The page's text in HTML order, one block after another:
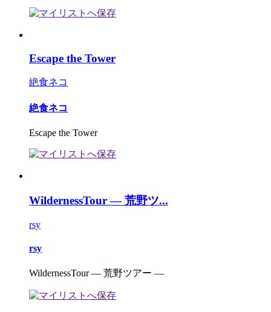
Escape the Tower
絶食ネコ
絶食ネコ
Escape the Tower
WildernessTour ― 荒野ツ...
rsy
rsy
WildernessTour ― 荒野ツアー ―